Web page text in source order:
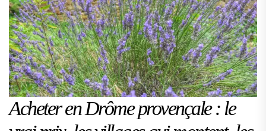
Acheter en Drôme provençale : le